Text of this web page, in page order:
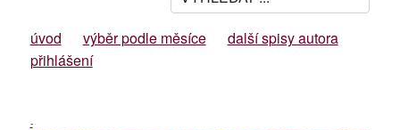
úvod výběr podle měsíce
další spisy autora
přihlášení
-